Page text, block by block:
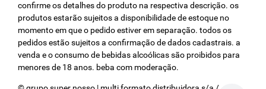
confirme os detalhes do produto na respectiva descrição. os
produtos estarão sujeitos a disponibilidade de estoque no
momento em que o pedido estiver em separação. todos os
pedidos estão sujeitos a confirmação de dados cadastrais. a
venda e o consumo de bebidas alcoólicas são proibidos para
menores de 18 anos. beba com moderação.